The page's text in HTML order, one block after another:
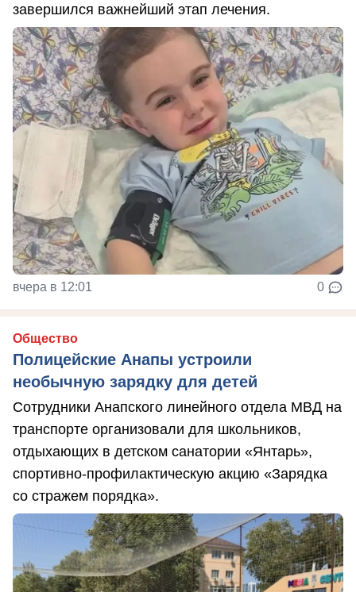
завершился важнейший этап лечения.
вчера в 12:01 0
Общество
Полицейские Анапы устроили
необычную зарядку для детей
Сотрудники Анапского линейного отдела МВД на
транспорте организовали для школьников,
отдыхающих в детском санатории «Янтарь»,
спортивно-профилактическую акцию «Зарядка
со стражем порядка».